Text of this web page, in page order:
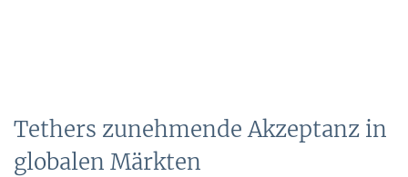
Tethers zunehmende Akzeptanz in
globalen Märkten